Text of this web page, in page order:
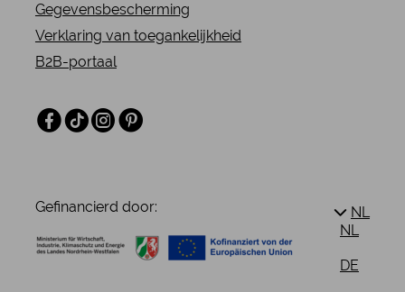
Gegevensbescherming
Verklaring van toegankelijkheid
B2B-portaal
Facebook
TikTokInstagramPinterest
Gefinancierd door:
NL
NL
DE